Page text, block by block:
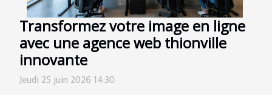
Transformez votre image en ligne
avec une agence web thionville
innovante
Jeudi 25 juin 2026 14:30